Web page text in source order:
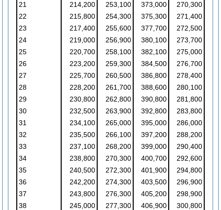
21
214,200 253,100 373,000
270,300
22
215,800 254,300 375,300
271,400
23
217,400 255,600 377,700
272,500
24
219,000 256,900 380,100
273,700
25
220,700 258,100 382,100
275,000
26
223,200 259,300 384,500
276,700
27
225,700 260,500 386,800
278,400
28
228,200 261,700 388,600
280,100
29
230,800 262,800 390,800
281,800
30
232,500 263,900 392,800
283,800
31
234,100 265,000 395,000
286,000
32
235,500 266,100 397,200
288,200
33
237,100 268,200 399,000
290,400
34
238,800 270,300 400,700
292,600
35
240,500 272,300 401,900
294,800
36
242,200 274,300 403,500
296,900
37
243,800 276,300 405,200
298,900
38
245,000 277,300 406,900
300,800